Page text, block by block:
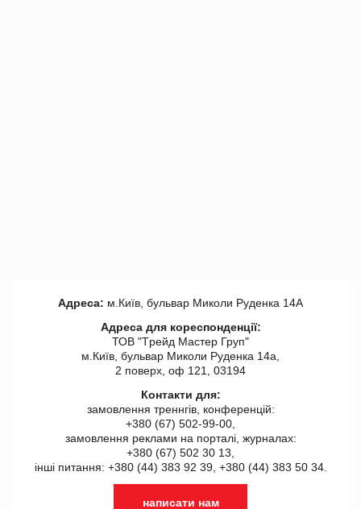
Адреса: м.Київ, бульвар Миколи Руденка 14А
Адреса для кореспонденції:
ТОВ "Tрейд Мастер Груп"
м.Київ, бульвар Миколи Руденка 14а,
2 поверх, оф 121, 03194
Контакти для:
замовлення треннгів, конференцій:
+380 (67) 502-99-00,
замовлення реклами на порталі, журналах:
+380 (67) 502 30 13,
інші питання: +380 (44) 383 92 39, +380 (44) 383 50 34.
написати нам